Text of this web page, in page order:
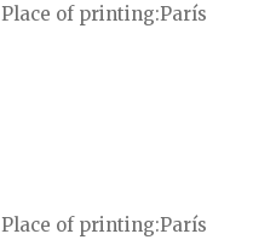
Place of printing París
Place of printing París